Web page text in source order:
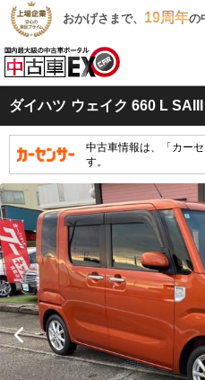
おかげさまで、 19周年の
ダイハツ ウェイク 660 L
中古車情報は、「カー
す。